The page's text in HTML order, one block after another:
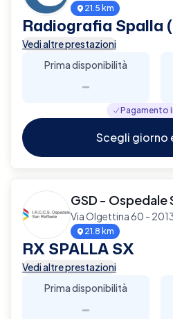
21.5 km
Radiografia Spalla
Vedi altre prestazioni
Prima disponibilità
-
Pagamento
Scegli giorno
GSD - Ospedale
Via Olgettina 60 -
21.8 km
RX SPALLA SX
Vedi altre prestazioni
Prima disponibilità
-